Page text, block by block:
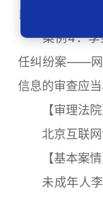
良好指引作用。
案例4：李某
任纠纷案——网
信息的审查应
【审理法院
北京互联网
【基本案情
未成年人李